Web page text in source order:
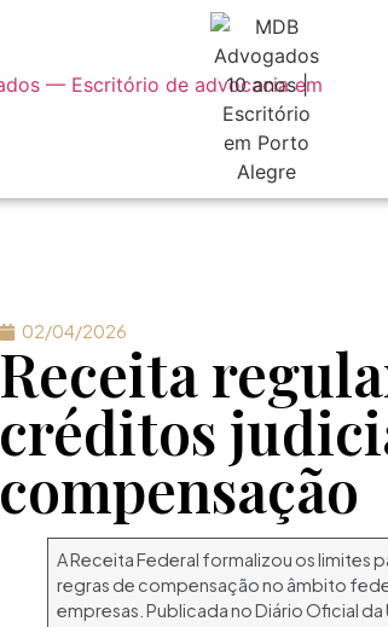
02/04/2026
Receita
créditos
compensação
A Receita Federal formalizou os limites
regras de compensação no âmbito
empresas. Publicada no Diário Oficial da